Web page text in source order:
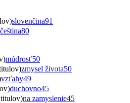
slovenčina91
čeština80
múdrosť50
zmysel života50
vzťahy49
duchovno45
titulov)na zamyslenie45